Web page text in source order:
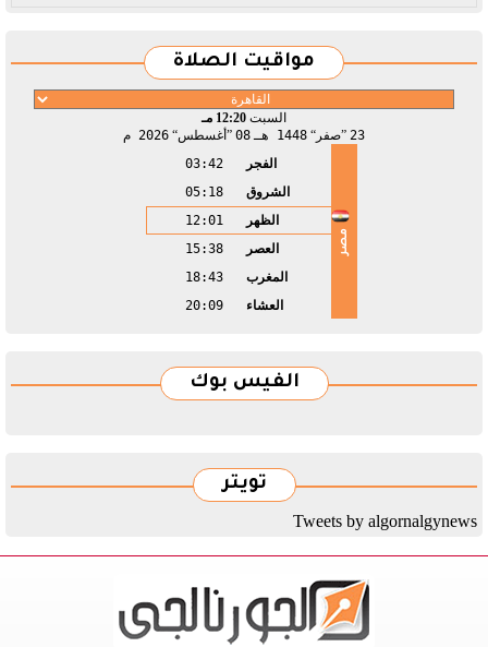
مواقيت الصلاة
السبت 12:20 مـ
23
صفر 1448 هـ 08 أغسطس 2026 م
مصر
الفجر
03:42
الشروق
05:18
الظهر
12:01
العصر
15:38
المغرب
18:43
العشاء
20:09
الفيس بوك
تويتر
Tweets by algornalgynews